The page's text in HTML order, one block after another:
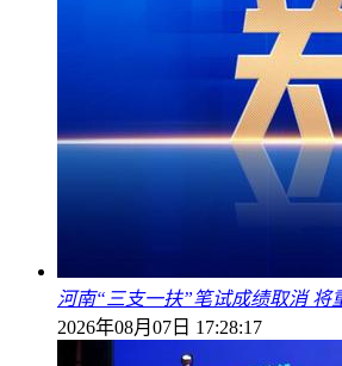
河南“三支一扶”笔试成绩取消 将
2026年08月07日 17:28:17